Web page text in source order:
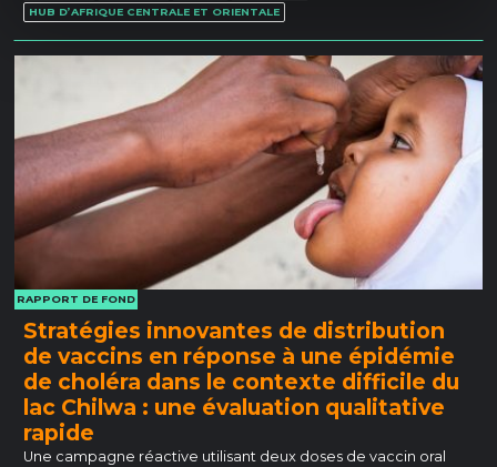
HUB D’AFRIQUE CENTRALE ET ORIENTALE
RAPPORT DE FOND
Stratégies innovantes de distribution
de vaccins en réponse à une épidémie
de choléra dans le contexte difficile du
lac Chilwa : une évaluation qualitative
rapide
Une campagne réactive utilisant deux doses de vaccin oral